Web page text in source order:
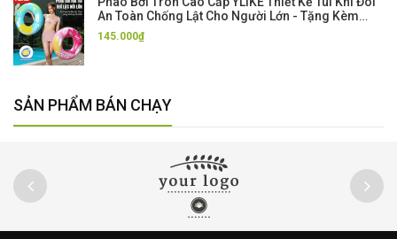
An Toàn Chống Lật Cho Người Lớn - Tặng Kèm
Bơm Hơi
145.000₫
SẢN PHẨM BÁN CHẠY